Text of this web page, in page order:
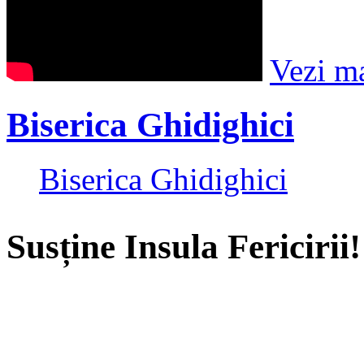
Vezi
Biserica Ghidighici
Biserica Ghidighici
Susține Insula Fericirii!